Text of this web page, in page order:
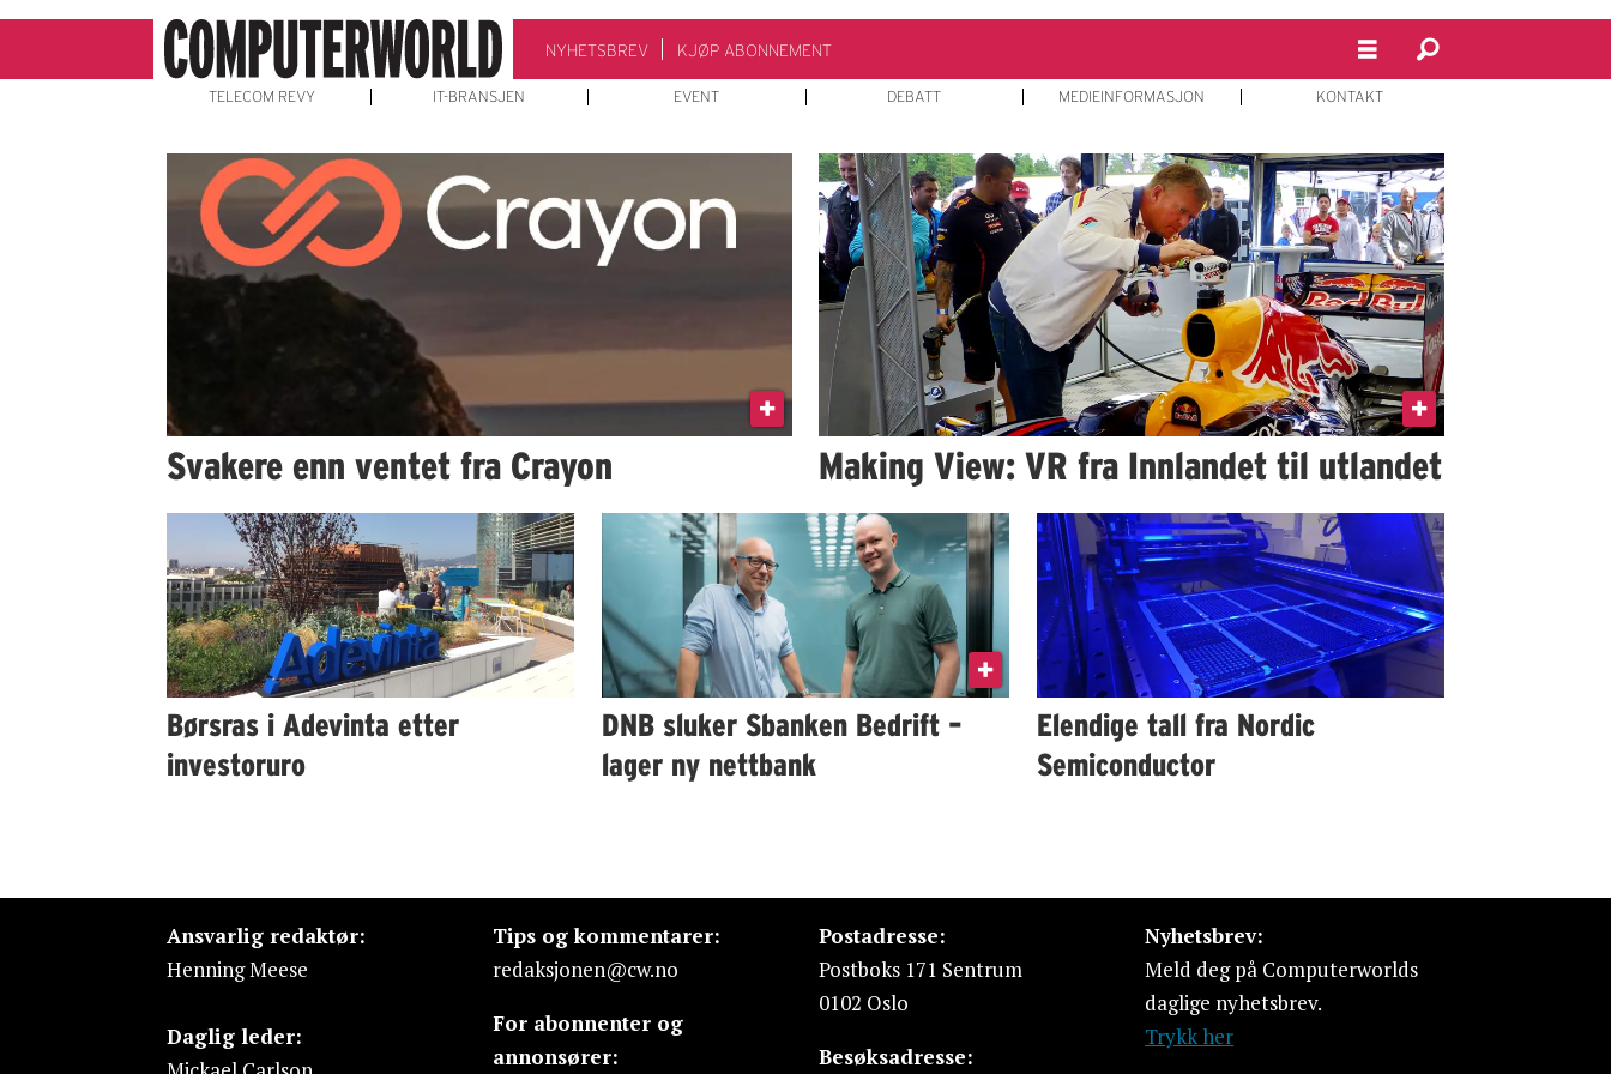
NYHETSBREV KJØP ABONNEMENT
TELECOM REVY IT-BRANSJEN EVENT DEBATT MEDIEINFORMASJON KONTAKT
Svakere enn ventet fra Crayon Making View: VR fra Innlandet til utlandet
Børsras i Adevinta etter
investoruro
DNB sluker Sbanken Bedrift –
lager ny nettbank
Elendige tall fra Nordic
Semiconductor
Ansvarlig redaktør:
Henning Meese
Daglig leder:
Tips og kommentarer:
redaksjonen@cw.no
For abonnenter og
annonsører:
Postadresse:
Postboks 171 Sentrum
0102 Oslo
Besøksadresse:
Nyhetsbrev:
Meld deg på Computerworlds
daglige nyhetsbrev.
Trykk her